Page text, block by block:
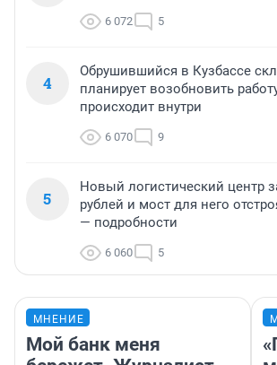
6 072 5
4
Обрушившийся в Кузбассе
планирует возобновить
происходит внутри
6 070 9
5
Новый логистический центр
рублей и мост для него
— подробности
6 060 5
МНЕНИЕ
Мой банк меня